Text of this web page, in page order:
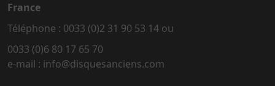
France
Téléphone : 0033 (0)2 31 90 53 14 ou
0033 (0)6 80 17 65 70
e-mail : info@disquesanciens.com